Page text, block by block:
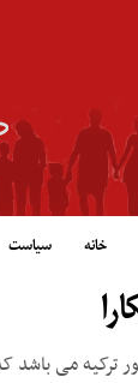
خانه سیاست
می باشد که